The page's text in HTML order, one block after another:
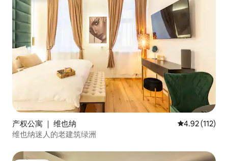
产权公寓 ｜ 维也纳 平均评分 4.92
4.92 (112)
维也纳迷人的老建筑绿洲